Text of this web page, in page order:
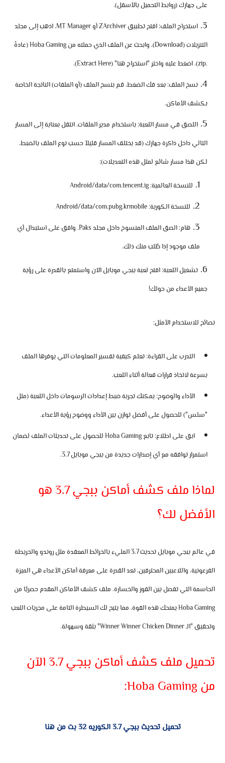
على جهازك (روابط التحميل بالأسفل).
استخراج الملف:
افتح تطبيق ZArchiver أو MT Manager، اذهب إلى مجلد
التنزيلات (Download)، وابحث عن الملف الذي حملته من
Hoba Gaming(عادةً
.zip). اضغط عليه واختر "استخراج هنا" (Extract Here).
نسخ الملف: بعد فك الضغط، قم بنسخ الملف (أو الملفات) الناتجة الخاصة
بكشف الأماكن.
اللصق في مسار اللعبة: باستخدام مدير الملفات، انتقل بعناية إلى المسار
التالي داخل ذاكرة جهازك (قد يختلف المسار قليلاً حسب نوع الملف بالضبط،
لكن هذا مسار شائع لمثل هذه التعديلات):
للنسخة العالمية: Android/data/com.tencent.ig
للنسخة الكورية: Android/data/com.pubg.krmobile
هام: الصق الملف المنسوخ داخل مجلدPaks. وافق على استبدال أي
ملف موجود إذا طُلب منك ذلك.
تشغيل اللعبة: افتح لعبة ببجي موبايل الآن واستمتع بالقدرة على رؤية
جميع الأعداء من حولك!
نصائح للاستخدام الأمثل:
التدرب على القراءة: تعلم كيفية تفسير المعلومات التي يوفرها الملف
بسرعة لاتخاذ قرارات فعالة أثناء اللعب.
الأداء والوضوح: يمكنك تجربة ضبط إعدادات الرسومات داخل اللعبة (مثل
"سلس") للحصول على أفضل توازن بين الأداء ووضوح رؤية الأعداء.
ابق على اطلاع: تابع Hoba Gaming للحصول على تحديثات الملف لضمان
استمرار توافقه مع أي إصدارات جديدة من ببجي موبايل 3.7.
لماذا ملف كشف أماكن ببجي 3.7 هو
الأفضل لك؟
في عالم ببجي موبايلتحديث 3.7
المليء بالخرائط المعقدة مثل روندو والخريطة
الفرعونية، واللاعبين المحترفين، تعد القدرة على معرفة أماكن الأعداء هي الميزة
الحاسمة التي تفصل بين الفوز والخسارة. ملف كشف الأماكنالمقدم حصريًا من
Hoba Gamingيمنحك هذه القوة، مما يتيح لك السيطرة التامة على مجريات اللعب
وتحقيق "الـ Winner Winner Chicken Dinner" بثقة وسهولة.
تحميل ملف كشف أماكن ببجي 3.7 الآن
من Hoba Gaming:
تحميل تحديث ببجي 3.7 الكوريه 32 بت من هنا